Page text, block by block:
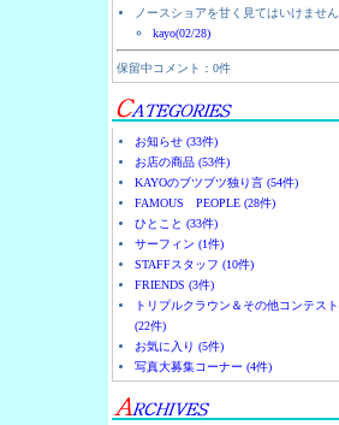
ノースショアを甘く見てはいけません
kayo(02/28)
保留中コメント：0件
お知らせ (33件)
お店の商品 (53件)
KAYOのブツブツ独り言 (54件)
FAMOUS PEOPLE (28件)
ひとこと (33件)
サーフィン (1件)
STAFFスタッフ (10件)
FRIENDS (3件)
トリプルクラウン＆その他コンテスト
(22件)
お気に入り (5件)
写真大募集コーナー (4件)